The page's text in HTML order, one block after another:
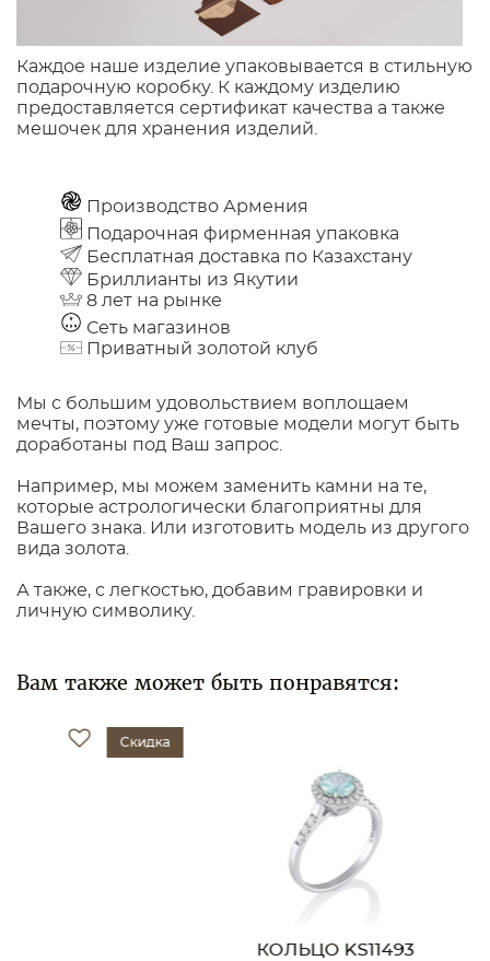
Каждое наше изделие упаковывается в стильную
подарочную коробку. К каждому изделию
предоставляется сертификат качества а также
мешочек для хранения изделий.
Производство Армения
Подарочная фирменная упаковка
Бесплатная доставка по Казахстану
Бриллианты из Якутии
8 лет на рынке
Сеть магазинов
Приватный золотой клуб
Мы с большим удовольствием воплощаем
мечты, поэтому уже готовые модели могут быть
доработаны под Ваш запрос.
Например, мы можем заменить камни на те,
которые астрологически благоприятны для
Вашего знака. Или изготовить модель из другого
вида золота.
А также, с легкостью, добавим гравировки и
личную символику.
Вам также может быть понравятся:
Скидка
КОЛЬЦО KS11493